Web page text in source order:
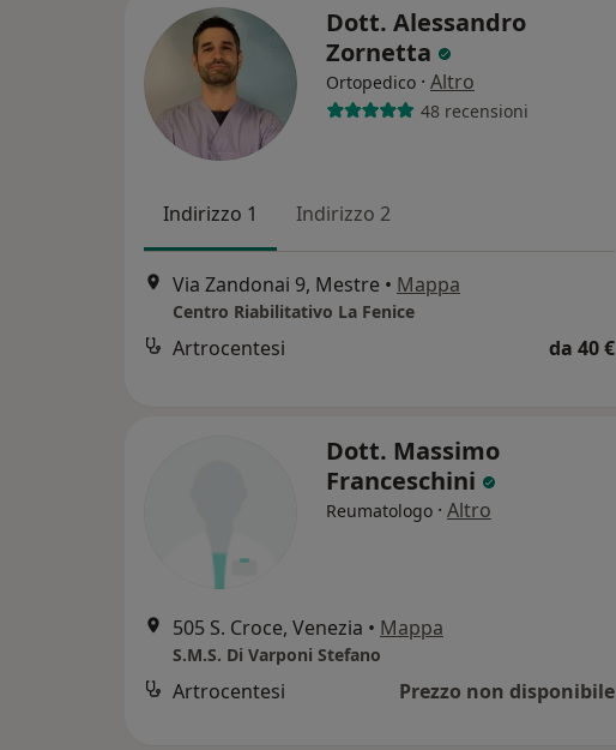
Dott. Alessandro
Zornetta
Ortopedico · Altro
48 recensioni
Indirizzo 1 Indirizzo 2
Via Zandonai 9, Mestre • Mappa
Centro Riabilitativo La Fenice
Artrocentesi da 40 €
Dott. Massimo
Franceschini
Reumatologo · Altro
505 S. Croce, Venezia • Mappa
S.M.S. Di Varponi Stefano
Artrocentesi Prezzo non disponibile